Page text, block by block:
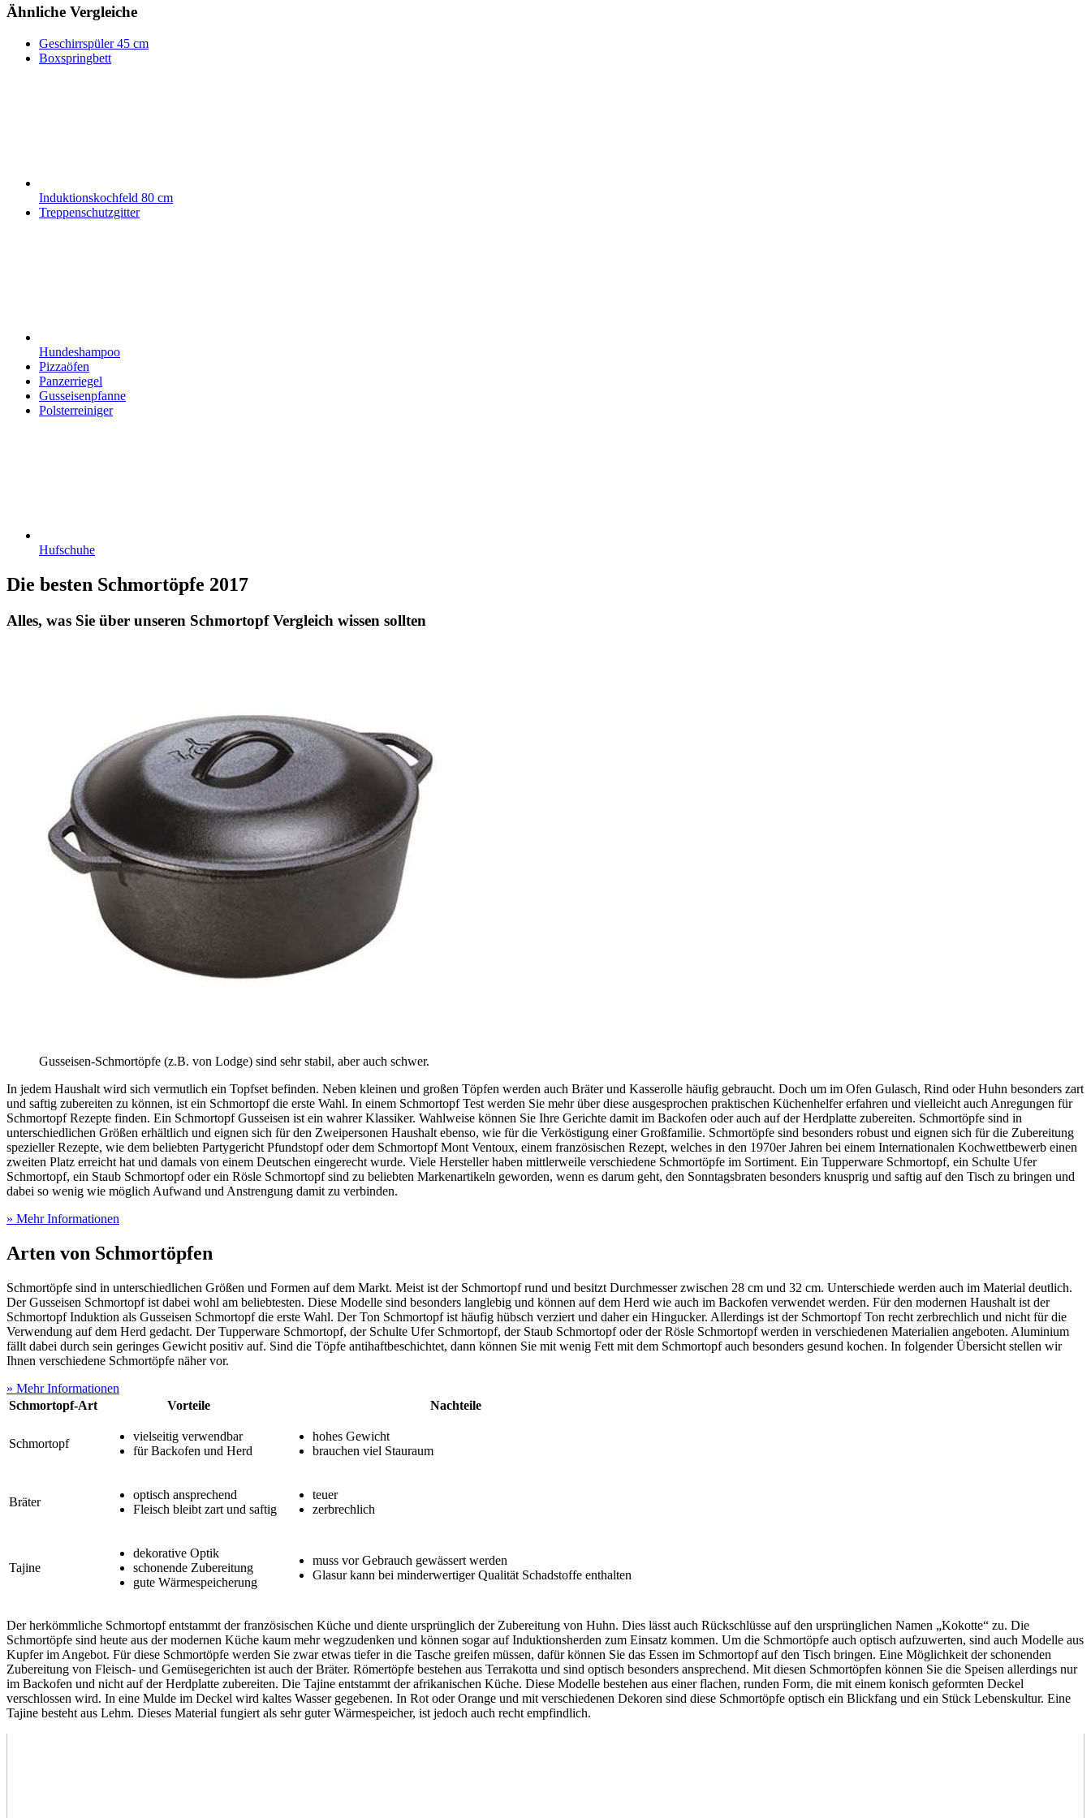
Ähnliche Vergleiche
Geschirrspüler 45 cm
Boxspringbett
Induktionskochfeld 80 cm
Treppenschutzgitter
Hundeshampoo
Pizzaöfen
Panzerriegel
Gusseisenpfanne
Polsterreiniger
Hufschuhe
Die besten Schmortöpfe 2017
Alles, was Sie über unseren Schmortopf Vergleich wissen sollten
Gusseisen-Schmortöpfe (z.B. von Lodge) sind sehr stabil, aber auch schwer.
In jedem Haushalt wird sich vermutlich ein Topfset befinden. Neben kleinen und großen Töpfen werden auch Bräter und Kasserolle häufig gebraucht. Doch um im Ofen Gulasch, Rind oder Huhn besonders zart
und saftig zubereiten zu können, ist ein Schmortopf die erste Wahl. In einem Schmortopf Test werden Sie mehr über diese ausgesprochen praktischen Küchenhelfer erfahren und vielleicht auch Anregungen für
Schmortopf Rezepte finden. Ein Schmortopf Gusseisen ist ein wahrer Klassiker. Wahlweise können Sie Ihre Gerichte damit im Backofen oder auch auf der Herdplatte zubereiten. Schmortöpfe sind in
unterschiedlichen Größen erhältlich und eignen sich für den Zweipersonen Haushalt ebenso, wie für die Verköstigung einer Großfamilie. Schmortöpfe sind besonders robust und eignen sich für die Zubereitung
spezieller Rezepte, wie dem beliebten Partygericht Pfundstopf oder dem Schmortopf Mont Ventoux, einem französischen Rezept, welches in den 1970er Jahren bei einem Internationalen Kochwettbewerb einen
zweiten Platz erreicht hat und damals von einem Deutschen eingerecht wurde. Viele Hersteller haben mittlerweile verschiedene Schmortöpfe im Sortiment. Ein Tupperware Schmortopf, ein Schulte Ufer
Schmortopf, ein Staub Schmortopf oder ein Rösle Schmortopf sind zu beliebten Markenartikeln geworden, wenn es darum geht, den Sonntagsbraten besonders knusprig und saftig auf den Tisch zu bringen und
dabei so wenig wie möglich Aufwand und Anstrengung damit zu verbinden.
» Mehr Informationen
Arten von Schmortöpfen
Schmortöpfe sind in unterschiedlichen Größen und Formen auf dem Markt. Meist ist der Schmortopf rund und besitzt Durchmesser zwischen 28 cm und 32 cm. Unterschiede werden auch im Material deutlich.
Der Gusseisen Schmortopf ist dabei wohl am beliebtesten. Diese Modelle sind besonders langlebig und können auf dem Herd wie auch im Backofen verwendet werden. Für den modernen Haushalt ist der
Schmortopf Induktion als Gusseisen Schmortopf die erste Wahl. Der Ton Schmortopf ist häufig hübsch verziert und daher ein Hingucker. Allerdings ist der Schmortopf Ton recht zerbrechlich und nicht für die
Verwendung auf dem Herd gedacht. Der Tupperware Schmortopf, der Schulte Ufer Schmortopf, der Staub Schmortopf oder der Rösle Schmortopf werden in verschiedenen Materialien angeboten. Aluminium
fällt dabei durch sein geringes Gewicht positiv auf. Sind die Töpfe antihaftbeschichtet, dann können Sie mit wenig Fett mit dem Schmortopf auch besonders gesund kochen. In folgender Übersicht stellen wir
Ihnen verschiedene Schmortöpfe näher vor.
» Mehr Informationen
Schmortopf-Art
Vorteile Nachteile
Schmortopf
vielseitig verwendbar
für Backofen und Herd
hohes Gewicht
brauchen viel Stauraum
Bräter
optisch ansprechend
Fleisch bleibt zart und saftig
teuer
zerbrechlich
Tajine
dekorative Optik
schonende Zubereitung
gute Wärmespeicherung
muss vor Gebrauch gewässert werden
Glasur kann bei minderwertiger Qualität Schadstoffe enthalten
Der herkömmliche Schmortopf entstammt der französischen Küche und diente ursprünglich der Zubereitung von Huhn. Dies lässt auch Rückschlüsse auf den ursprünglichen Namen „Kokotte“ zu. Die
Schmortöpfe sind heute aus der modernen Küche kaum mehr wegzudenken und können sogar auf Induktionsherden zum Einsatz kommen. Um die Schmortöpfe auch optisch aufzuwerten, sind auch Modelle aus
Kupfer im Angebot. Für diese Schmortöpfe werden Sie zwar etwas tiefer in die Tasche greifen müssen, dafür können Sie das Essen im Schmortopf auf den Tisch bringen. Eine Möglichkeit der schonenden
Zubereitung von Fleisch- und Gemüsegerichten ist auch der Bräter. Römertöpfe bestehen aus Terrakotta und sind optisch besonders ansprechend. Mit diesen Schmortöpfen können Sie die Speisen allerdings nur
im Backofen und nicht auf der Herdplatte zubereiten. Die Tajine entstammt der afrikanischen Küche. Diese Modelle bestehen aus einer flachen, runden Form, die mit einem konisch geformten Deckel
verschlossen wird. In eine Mulde im Deckel wird kaltes Wasser gegebenen. In Rot oder Orange und mit verschiedenen Dekoren sind diese Schmortöpfe optisch ein Blickfang und ein Stück Lebenskultur. Eine
Tajine besteht aus Lehm. Dieses Material fungiert als sehr guter Wärmespeicher, ist jedoch auch recht empfindlich.